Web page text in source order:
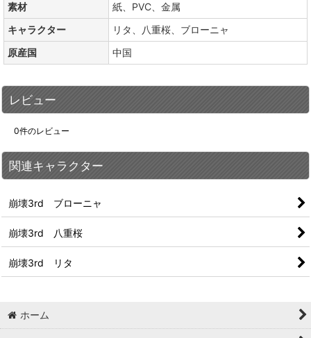
素材
紙、PVC、金属
キャラクター
リタ、八重桜、ブローニャ
原産国
中国
レビュー
0件のレビュー
関連キャラクター
崩壊3rd ブローニャ
崩壊3rd 八重桜
崩壊3rd リタ
ホーム